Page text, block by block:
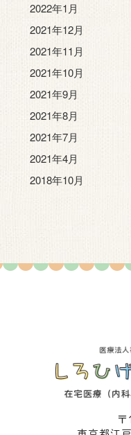
2022年1月
2021年12月
2021年11月
2021年10月
2021年9月
2021年8月
2021年7月
2021年4月
2018年10月